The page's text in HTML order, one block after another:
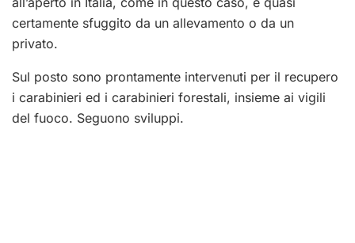
certamente sfuggito da un allevamento o da un
privato.
Sul posto sono prontamente intervenuti per il recupero
i carabinieri ed i carabinieri forestali, insieme ai vigili
del fuoco. Seguono sviluppi.